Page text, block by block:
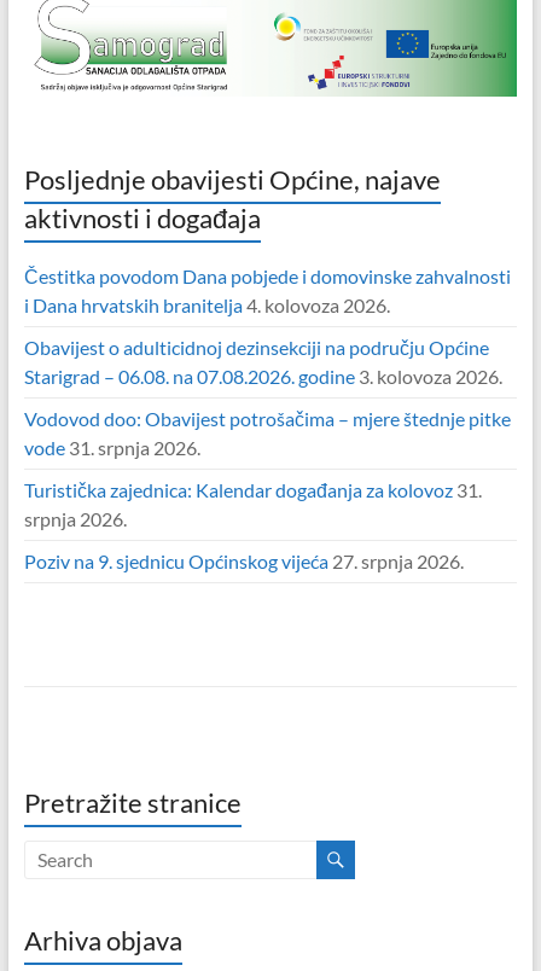
Posljednje obavijesti Općine, najave
aktivnosti i događaja
Čestitka povodom Dana pobjede i domovinske zahvalnosti
i Dana hrvatskih branitelja4. kolovoza 2026.
Obavijest o adulticidnoj dezinsekciji na području Općine
Starigrad – 06.08. na 07.08.2026. godine 3. kolovoza 2026.
Vodovod doo: Obavijest potrošačima – mjere štednje pitke
vode 31. srpnja 2026.
Turistička zajednica: Kalendar događanja za kolovoz 31.
srpnja 2026.
Poziv na 9. sjednicu Općinskog vijeća 27. srpnja 2026.
Pretražite stranice
Arhiva objava